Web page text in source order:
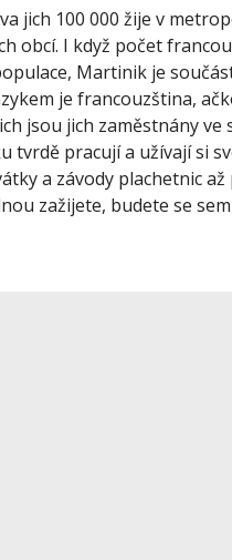
jich 100 000 žije v
obcí. I když počet
Martinik je
je francouzština,
jsou jich zaměstnány
tvrdě pracují a užívají si
a závody plachetnic
zažijete, budete se